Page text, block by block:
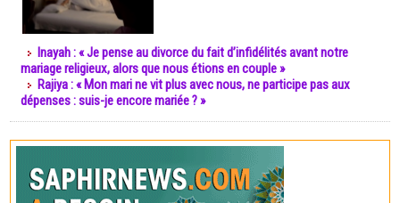
Inayah : « Je pense au divorce du fait d’infidélités avant notre
mariage religieux, alors que nous étions en couple »
Rajiya : « Mon mari ne vit plus avec nous, ne participe pas aux
dépenses : suis-je encore mariée ? »